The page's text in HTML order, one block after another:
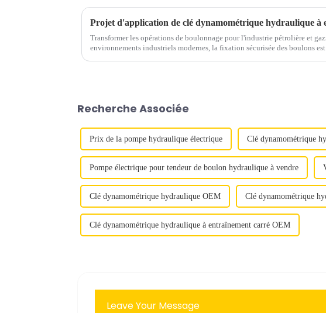
Transformer les opérations de boulonnage pour l'industrie pétrolière et
environnements industriels modernes, la fixation sécurisée des boulons est
Recherche Associée
Prix ​​de la pompe hydraulique électrique Clé dynamométrique
Pompe électrique pour tendeur de boulon hydraulique à vendre
Clé dynamométrique hydraulique OEM Clé dynamométrique
Clé dynamométrique hydraulique à entraînement carré OEM
Leave Your Message